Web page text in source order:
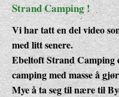
Strand Camping !
Vi har tatt en del video
med litt senere.
Ebeltoft Strand Camping
camping med masse å
Mye å ta seg til nære til